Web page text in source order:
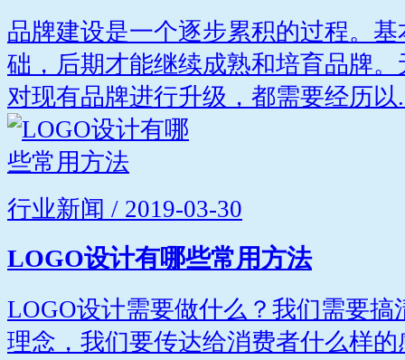
品牌建设是一个逐步累积的过程。
础，后期才能继续成熟和培育品牌
对现有品牌进行升级，都需要经历以
行业新闻 / 2019-03-30
LOGO设计有哪些常用方法
LOGO设计需要做什么？我们需要
理念，我们要传达给消费者什么样